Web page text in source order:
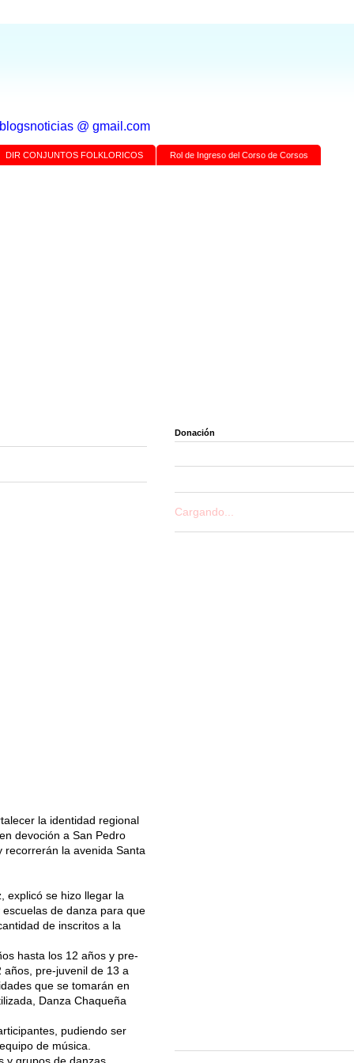
@ gmail.com
DIR CONJUNTOS FOLKLORICOS Rol de Ingreso del Corso de Corsos
la identidad regional
devoción a San Pedro
recorrerán la avenida Santa
explicó se hizo llegar la
de danza para que
de inscritos a la
hasta los 12 años y pre-
años, pre-juvenil de 13 a
que se tomarán en
Danza Chaqueña
pudiendo ser
de música.
Donación
Cargando...